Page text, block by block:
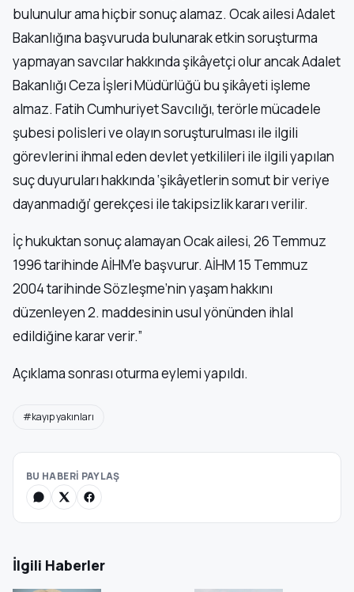
bulunulur ama hiçbir sonuç alamaz. Ocak ailesi Adalet
Bakanlığına başvuruda bulunarak etkin soruşturma
yapmayan savcılar hakkında şikâyetçi olur ancak Adalet
Bakanlığı Ceza İşleri Müdürlüğü bu şikâyeti işleme
almaz. Fatih Cumhuriyet Savcılığı, terörle mücadele
şubesi polisleri ve olayın soruşturulması ile ilgili
görevlerini ihmal eden devlet yetkilileri ile ilgili yapılan
suç duyuruları hakkında ‘şikâyetlerin somut bir veriye
dayanmadığı’ gerekçesi ile takipsizlik kararı verilir.
İç hukuktan sonuç alamayan Ocak ailesi, 26 Temmuz
1996 tarihinde AİHM’e başvurur. AİHM 15 Temmuz
2004 tarihinde Sözleşme’nin yaşam hakkını
düzenleyen 2. maddesinin usul yönünden ihlal
edildiğine karar verir.”
Açıklama sonrası oturma eylemi yapıldı.
#kayıp yakınları
BU HABERİ PAYLAŞ
İlgili Haberler